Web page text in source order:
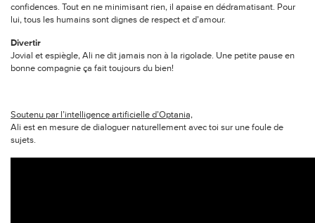
confidences. Tout en ne minimisant rien, il apaise en dédramatisant. Pour
lui, tous les humains sont dignes de respect et d’amour.
Divertir
Jovial et espiègle, Ali ne dit jamais non à la rigolade. Une petite pause en
bonne compagnie ça fait toujours du bien!
Soutenu par l’intelligence artificielle d’Optania,
Ali est en mesure de dialoguer naturellement avec toi sur une foule de
sujets.